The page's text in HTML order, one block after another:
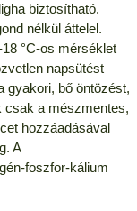
biztosítható.
nélkül áttelel.
°C-os mérséklet
napsütést
gyakori, bő öntözést,
csak a mészmentes,
hozzáadásával
A
foszfor-kálium